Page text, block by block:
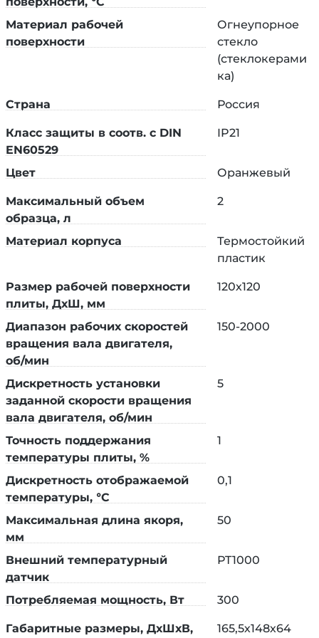
стаканами. Тихий, рабочая поверхность
нагревается быстро и равномерно.
Процессом перемешивания управляет
электронный блок, который поддерживает
контрастный 7-сегментный дисплей показания
скорости, установленной и текущей температуры.
При подключении PT1000 на дисплей выводится t
жидкости; без его подключения - нагревательной
поверхности.
Рабочая платформа изготовлена из
таймеру или до отключения вручную,
оператором.
Материал рабочей
поверхности
Огнеупорное
стекло
(стеклокерами
ка)
Страна Россия
Класс защиты в соотв. с DIN
EN60529
IP21
Цвет Оранжевый
Максимальный объем
образца, л
2
Материал корпуса
Термостойкий
пластик
Размер рабочей поверхности
плиты, ДхШ, мм
120х120
Диапазон рабочих скоростей
вращения вала двигателя,
об/мин
150-2000
Дискретность установки
заданной скорости вращения
вала двигателя, об/мин
5
Точность поддержания
температуры плиты, %
1
Дискретность отображаемой
температуры, °C
0,1
Максимальная длина якоря,
мм
50
Внешний температурный
датчик
PT1000
Потребляемая мощность, Вт 300
Габаритные размеры, ДхШхВ,
165,5х148х64